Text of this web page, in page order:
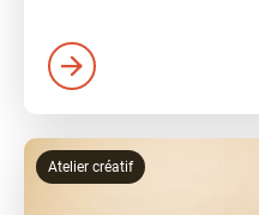
Atelier créatif